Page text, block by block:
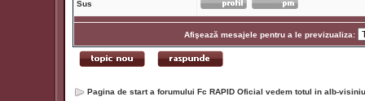
Sus
Afişează mesajele pentru a le previzualiza:
Pagina de start a forumului Fc RAPID Oficial vedem totul in alb-